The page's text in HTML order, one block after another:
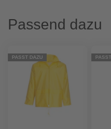
Passend dazu
PASST DAZU